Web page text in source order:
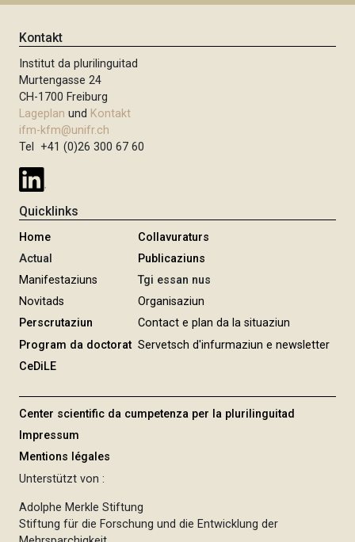
Kontakt
Institut da plurilinguitad
Murtengasse 24
CH-1700 Freiburg
Lageplan und Kontakt
ifm-kfm@unifr.ch
Tel +41 (0)26 300 67 60
Quicklinks
Home
Actual
Manifestaziuns
Novitads
Perscrutaziun
Program da doctorat
CeDiLE
Collavuraturs
Publicaziuns
Tgi essan nus
Organisaziun
Contact e plan da la situaziun
Servetsch d'infurmaziun e newsletter
Center scientific da cumpetenza per la plurilinguitad
Impressum
Mentions légales
Unterstützt von :
Adolphe Merkle Stiftung
Stiftung für die Forschung und die Entwicklung der